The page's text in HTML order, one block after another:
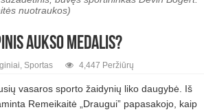
nuotraukos)
aukso medalis?
Sportas 4,447 Peržiūrų
vasaros sporto žaidynių liko daugybė. Iš
Remeikaitė „Draugui” papasakojo, kaip